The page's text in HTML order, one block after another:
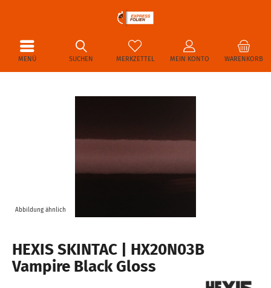
MENÜ WARENKORB
MERKZETTEL MEIN KONTO
SUCHEN
Abbildung ähnlich
HEXIS SKINTAC | HX20N03B
Vampire Black Gloss